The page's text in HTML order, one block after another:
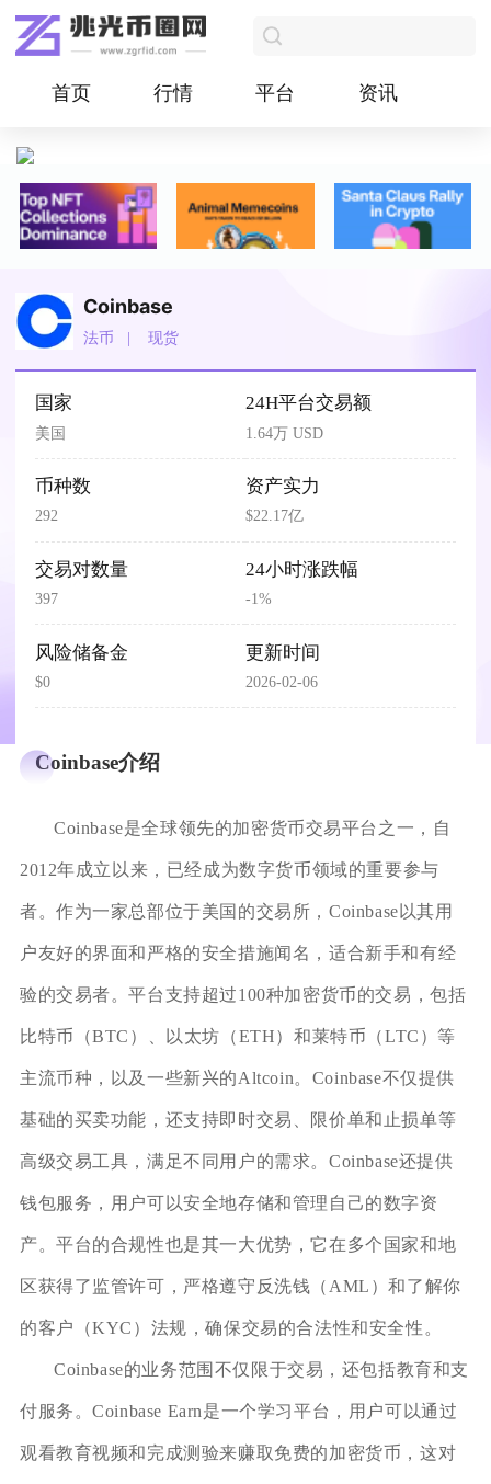
首页 行情 平台 资讯
Coinbase
法币 现货
国家
美国
24H平台交易额
1.64万 USD
币种数
292
资产实力
$22.17亿
交易对数量
397
24小时涨跌幅
-1%
风险储备金
$0
更新时间
2026-02-06
Coinbase介绍
Coinbase是全球领先的加密货币交易平台之一，自
2012年成立以来，已经成为数字货币领域的重要参与
者。作为一家总部位于美国的交易所，Coinbase以其用
户友好的界面和严格的安全措施闻名，适合新手和有经
验的交易者。平台支持超过100种加密货币的交易，包括
比特币（BTC）、以太坊（ETH）和莱特币（LTC）等
主流币种，以及一些新兴的Altcoin。Coinbase不仅提供
基础的买卖功能，还支持即时交易、限价单和止损单等
高级交易工具，满足不同用户的需求。Coinbase还提供
钱包服务，用户可以安全地存储和管理自己的数字资
产。平台的合规性也是其一大优势，它在多个国家和地
区获得了监管许可，严格遵守反洗钱（AML）和了解你
的客户（KYC）法规，确保交易的合法性和安全性。
Coinbase的业务范围不仅限于交易，还包括教育和支
付服务。Coinbase Earn是一个学习平台，用户可以通过
观看教育视频和完成测验来赚取免费的加密货币，这对